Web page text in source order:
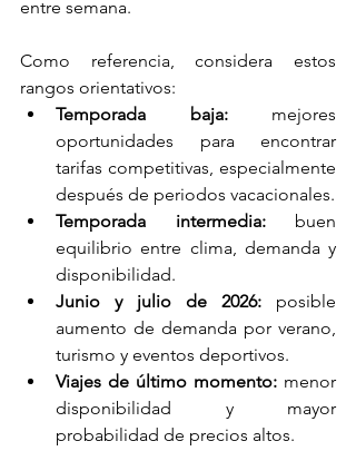
entre semana.
Como referencia, considera estos
rangos orientativos:
Temporada baja: mejores
oportunidades para encontrar
tarifas competitivas, especialmente
después de periodos vacacionales.
Temporada intermedia: buen
equilibrio entre clima, demanda y
disponibilidad.
Junio y julio de 2026: posible
aumento de demanda por verano,
turismo y eventos deportivos.
Viajes de último momento: menor
disponibilidad y mayor
probabilidad de precios altos.